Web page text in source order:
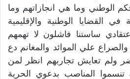
الوطني وما هي انجازاتهم وما
القضايا الوطنية والإقليمية
ساستنا فاشلون لا تهمهم
علي الموائد والمغانم دع
ولم تعايش تجاربهم انظر لمن
المناصب بدعوي الحرية